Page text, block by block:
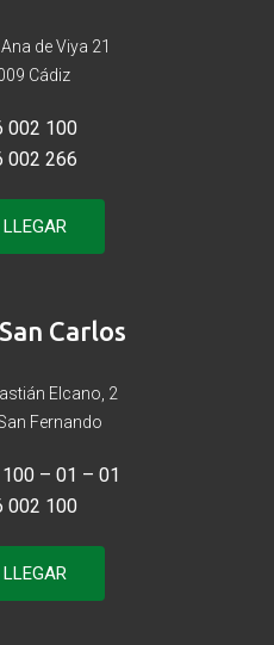
de Viya 21
Cádiz
002 100
002 266
Carlos
Elcano, 2
Fernando
– 01 – 01
002 100